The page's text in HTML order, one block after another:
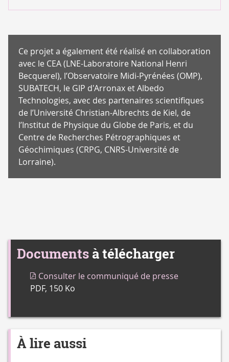
Ce projet a également été réalisé en collaboration
avec le CEA (LNE-Laboratoire National Henri
Becquerel), l’Observatoire Midi-Pyrénées (OMP),
SUBATECH, le GIP d'Arronax et Albedo
Technologies, avec des partenaires scientifiques
de l’Université Christian-Albrechts de Kiel, de
l’Institut de Physique du Globe de Paris, et du
Centre de Recherches Pétrographiques et
Géochimiques (CRPG, CNRS-Université de
Lorraine).
Documents à télécharger
Consulter le communiqué de presse
PDF, 150 Ko
À lire aussi